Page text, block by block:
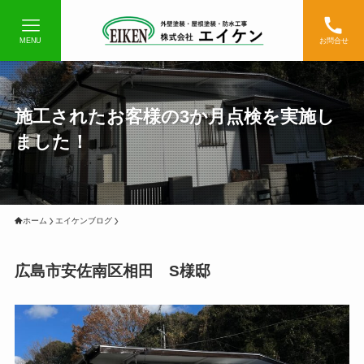
お問合せ
MENU
施工されたお客様の3か月点検を実施し
ました！
ホーム エイケンブログ
広島市安佐南区相田 S様邸